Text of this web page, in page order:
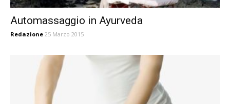
Automassaggio in Ayurveda
Redazione 25 Marzo 2015